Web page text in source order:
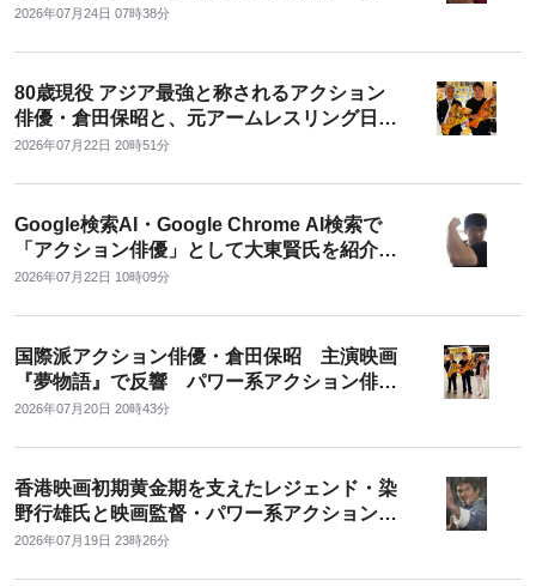
の「パワー系アクション」に注目集まる
2026年07月24日 07時38分
80歳現役 アジア最強と称されるアクション
俳優・倉田保昭と、元アームレスリング日本
王者のアクション俳優・大東賢が映画『夢物
2026年07月22日 20時51分
Google検索AI・Google Chrome AI検索で
「アクション俳優」として大東賢氏を紹介
独自の「パワー系アクション俳優」が認知拡
2026年07月22日 10時09分
国際派アクション俳優・倉田保昭 主演映画
『夢物語』で反響 パワー系アクション俳
優・大東賢、上映会場で来場者からサインや
2026年07月20日 20時43分
香港映画初期黄金期を支えたレジェンド・染
野行雄氏と映画監督・パワー系アクション俳
優 ・大東賢氏が再会 アクション映画の未来
2026年07月19日 23時26分